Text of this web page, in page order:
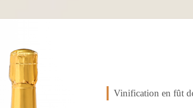
Vinification en fût